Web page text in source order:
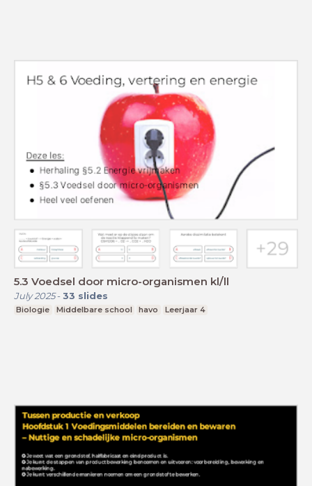
5.3 Voedsel door micro-organismen kl/ll
July 2025- 33 slides
Biologie Middelbare school havo Leerjaar 4